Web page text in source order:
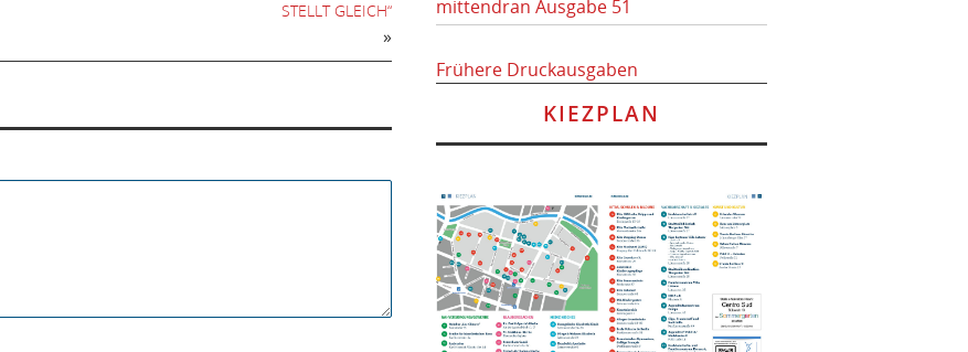
STELLT GLEICH“
»
mittendran Ausgabe 51
Frühere Druckausgaben
KIEZPLAN